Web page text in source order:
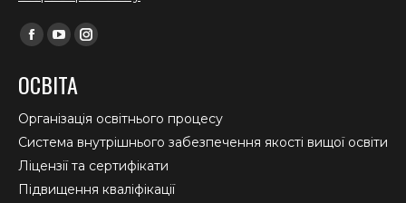
Find us on:
Facebook
opens
in
new
window
YouTube
opens
in
new
window
Instagram
in
new
window
ОСВІТА
Організація освітнього процесу
Система внутрішнього забезпечення якості вищої освіти
Ліцензії та сертифікати
Підвищення кваліфікації